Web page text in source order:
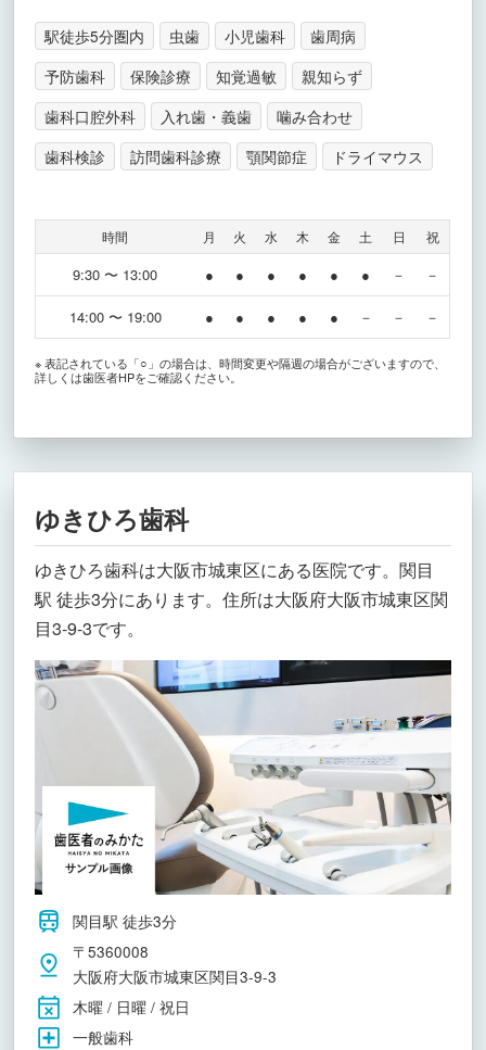
駅徒歩5分圏内 虫歯 小児歯科
歯周病
予防歯科
保険診療 知覚過敏
親知らず
歯科口腔外科
入れ歯・義歯
噛み合わせ
歯科検診
訪問歯科診療 顎関節症 ドライマウス
時間 月 火 水 木 金 土 日 祝
9:30 〜 13:00 ● ● ● ● ● ● － －
14:00 〜 19:00 ● ● ● ● ● － － －
※ 表記されている「○」の場合は、時間変更や隔週の場合がございますので、
詳しくは歯医者HPをご確認ください。
ゆきひろ歯科
ゆきひろ歯科は大阪市城東区にある医院です。関目
駅 徒歩3分にあります。住所は大阪府大阪市城東区関
目3-9-3です。
関目駅 徒歩3分
〒5360008
大阪府大阪市城東区関目3-9-3
木曜 / 日曜 / 祝日
一般歯科